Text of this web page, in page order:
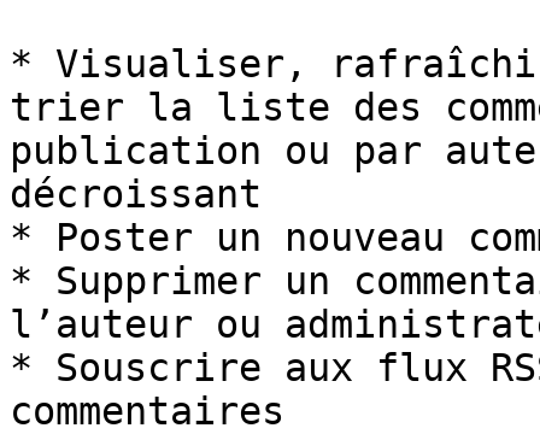
* Visualiser,
trier la liste des
publication ou par
décroissant
* Poster un nouveau
* Supprimer un
l’auteur ou
* Souscrire aux flux
commentaires